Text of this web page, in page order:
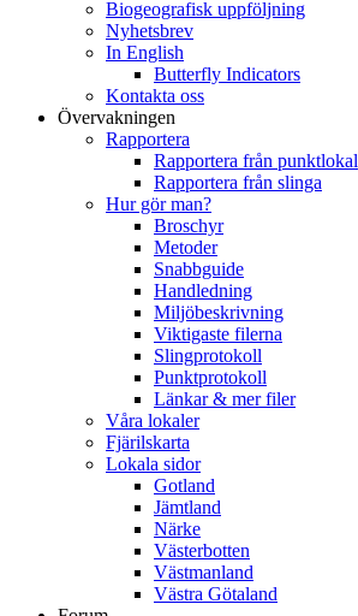
Biogeografisk uppföljning
Nyhetsbrev
In English
Butterfly Indicators
Kontakta oss
Övervakningen
Rapportera
Rapportera från punktlokal
Rapportera från slinga
Hur gör man?
Broschyr
Metoder
Snabbguide
Handledning
Miljöbeskrivning
Viktigaste filerna
Slingprotokoll
Punktprotokoll
Länkar & mer filer
Våra lokaler
Fjärilskarta
Lokala sidor
Gotland
Jämtland
Närke
Västerbotten
Västmanland
Västra Götaland